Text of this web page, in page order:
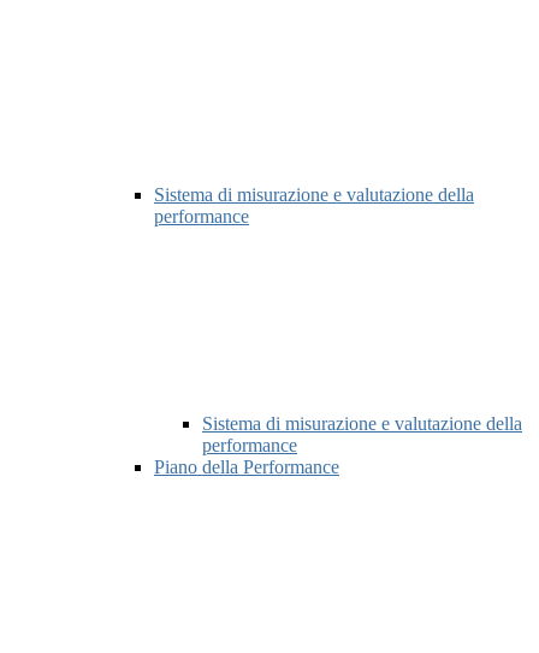
Sistema di misurazione e valutazione della
performance
Sistema di misurazione e valutazione della
performance
Piano della Performance